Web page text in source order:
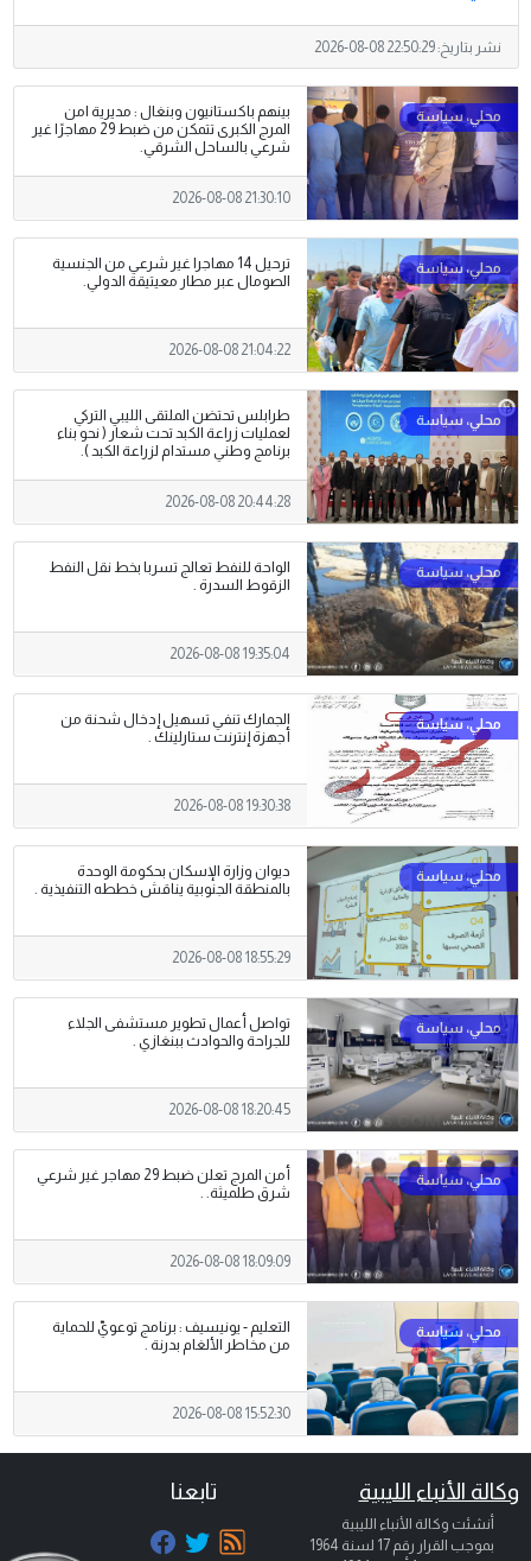
نشر بتاريخ:2026-08-08 22:50:29
بينهم باكستانيون وبنغال : مديرية امن
المرج الكبرى تتمكن من ضبط 29 مهاجرًا غير
شرعي بالساحل الشرقي.
2026-08-08 21:30:10
ترحيل 14 مهاجرا غير شرعي من الجنسية
الصومال عبر مطار معيتيقة الدولي.
2026-08-08 21:04:22
طرابلس تحتضن الملتقى الليبي التركي
لعمليات زراعة الكبد تحت شعار ( نحو بناء
برنامج وطني مستدام لزراعة الكبد ).
2026-08-08 20:44:28
الواحة للنفط تعالج تسربا بخط نقل النفط
الزقوط السدرة .
2026-08-08 19:35:04
الجمارك تنفي تسهيل إدخال شحنة من
أجهزة إنترنت ستارلينك .
2026-08-08 19:30:38
ديوان وزارة الإسكان بحكومة الوحدة
بالمنطقة الجنوبية يناقش خططه التنفيذية .
2026-08-08 18:55:29
تواصل أعمال تطوير مستشفى الجلاء
للجراحة والحوادث ببنغازي .
2026-08-08 18:20:45
أمن المرج تعلن ضبط 29 مهاجر غير شرعي
شرق طلميثة. .
2026-08-08 18:09:09
التعليم - يونيسيف : برنامج توعويّ للحماية
من مخاطر الألغام بدرنة .
2026-08-08 15:52:30
وكالة الأنباء الليبية
أنشئت وكالة الأنباء الليبية
بموجب القرار رقم 17 لسنة 1964
تابعنا